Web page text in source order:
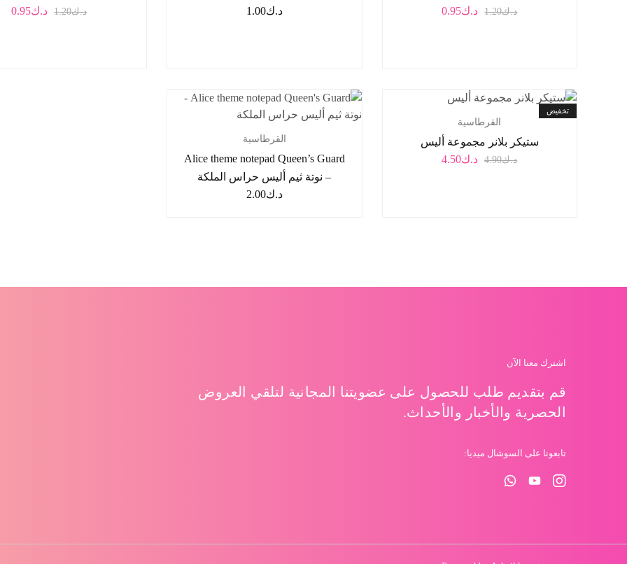
د.ك1.20 د.ك0.95
د.ك1.00 د.ك1.20 د.ك0.95
تخفيض
القرطاسية
ستيكر بلانر مجموعة أليس
د.ك4.90 د.ك4.50
القرطاسية
Alice theme notepad Queen’s Guard
– نوتة ثيم أليس حراس الملكة
د.ك2.00
اشترك معنا الآن
قم بتقديم طلب للحصول على عضويتنا المجانية لتلقي العروض
الحصرية والأخبار والأحداث.
تابعونا على السوشال ميديا: